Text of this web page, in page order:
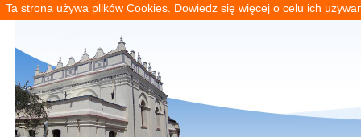
Ta strona używa plików Cookies. Dowiedz się więcej o celu ich